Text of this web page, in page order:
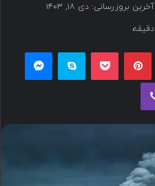
آخرین بروزرسانی: دی ۱۸, ۱۴۰۳
پینتریست پاکت اسکایپ
وایبر